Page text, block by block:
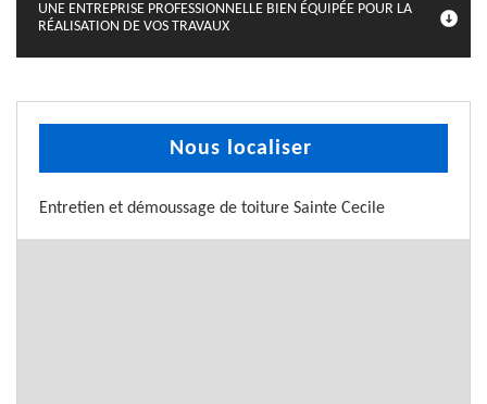
UNE ENTREPRISE PROFESSIONNELLE BIEN ÉQUIPÉE POUR LA
RÉALISATION DE VOS TRAVAUX
Nous localiser
Entretien et démoussage de toiture Sainte Cecile